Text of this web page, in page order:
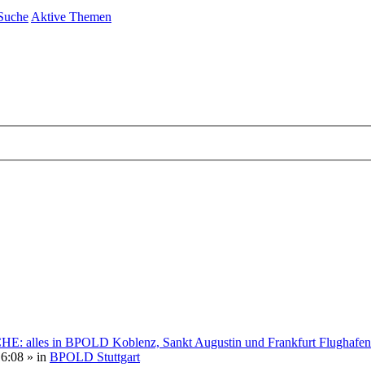
Aktive Themen
alles in BPOLD Koblenz, Sankt Augustin und Frankfurt Flughafen
» in BPOLD Stuttgart